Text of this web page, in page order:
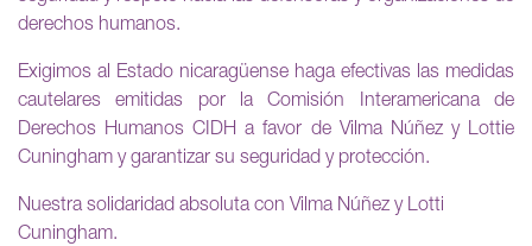
derechos humanos.
Exigimos al Estado nicaragüense haga efectivas las medidas
cautelares emitidas por la Comisión Interamericana de
Derechos Humanos CIDH a favor de Vilma Núñez y Lottie
Cuningham y garantizar su seguridad y protección.
Nuestra solidaridad absoluta con Vilma Núñez y Lotti
Cuningham.